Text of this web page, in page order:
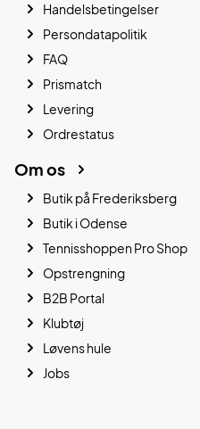
Handelsbetingelser
Persondatapolitik
FAQ
Prismatch
Levering
Ordrestatus
Om os
Butik på Frederiksberg
Butik i Odense
Tennisshoppen Pro Shop
Opstrengning
B2B Portal
Klubtøj
Løvens hule
Jobs